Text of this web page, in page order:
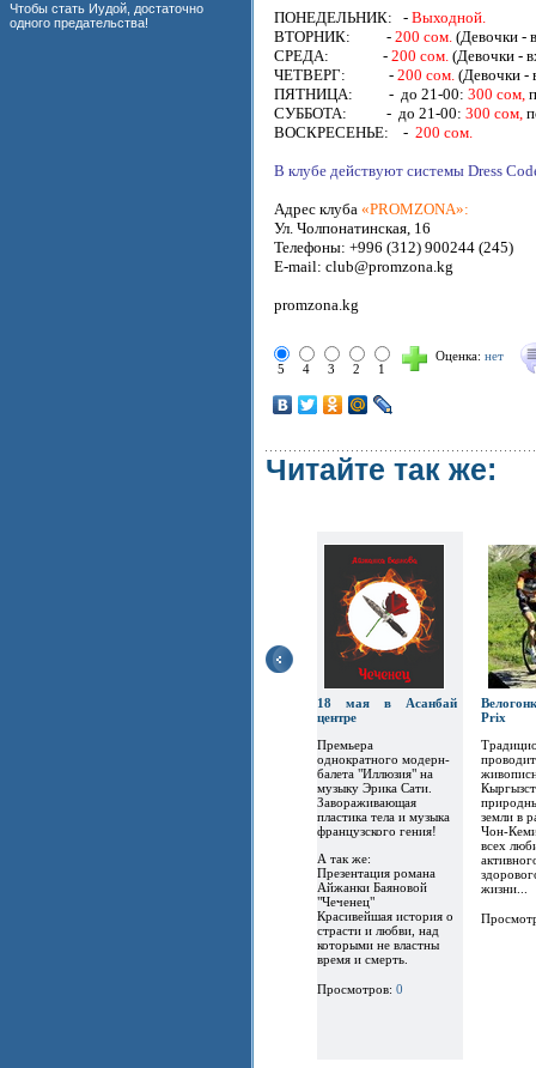
Чтобы стать Иудой, достаточно
одного предательства!
ПОНЕДЕЛЬНИК: - Выходной.
ВТОРНИК: - 200 сом. (Девочки -
СРЕДА: - 200 сом. (Девочки -
ЧЕТВЕРГ: - 200 сом. (Девочки -
ПЯТНИЦА: - до 21-00: 300 сом,
СУББОТА: - до 21-00: 300 сом,
ВОСКРЕСЕНЬЕ: - 200 сом.
В клубе действуют системы Dress
Адрес клуба «PROMZONA»:
Ул. Чолпонатинская, 16
Телефоны: +996 (312) 900244 (245)
E-mail: club@promzona.kg
promzona.kg
5 4 3 2 1
Оценка: нет
Читайте так же:
18 мая в Асанбай
центре
Премьера
однократного модерн-
балета "Иллюзия" на
музыку Эрика Сати.
Завораживающая
пластика тела и музыка
французского гения!
А так же:
Презентация романа
Айжанки Баяновой
"Чеченец"
Красивейшая история о
страсти и любви, над
которыми не властны
время и смерть.
Просмотров: 0
Prix
земли в
Чон-
всех
жизни...